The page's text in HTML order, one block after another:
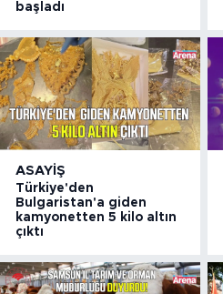
başladı
ASAYIŞ
Türkiye'den
Bulgaristan'a giden
kamyonetten 5 kilo altın
çıktı